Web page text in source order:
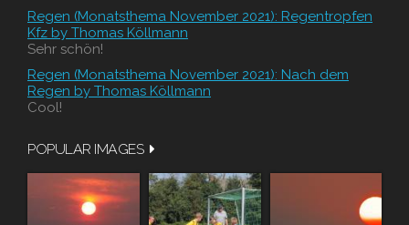
Regen (Monatsthema November 2021): Regentropfen
Kfz by Thomas Köllmann
Sehr schön!
Regen (Monatsthema November 2021): Nach dem
Regen by Thomas Köllmann
Cool!
POPULAR IMAGES